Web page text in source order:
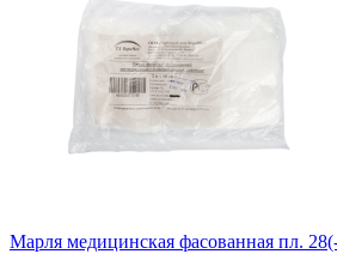
Марля медицинская фасованная пл.